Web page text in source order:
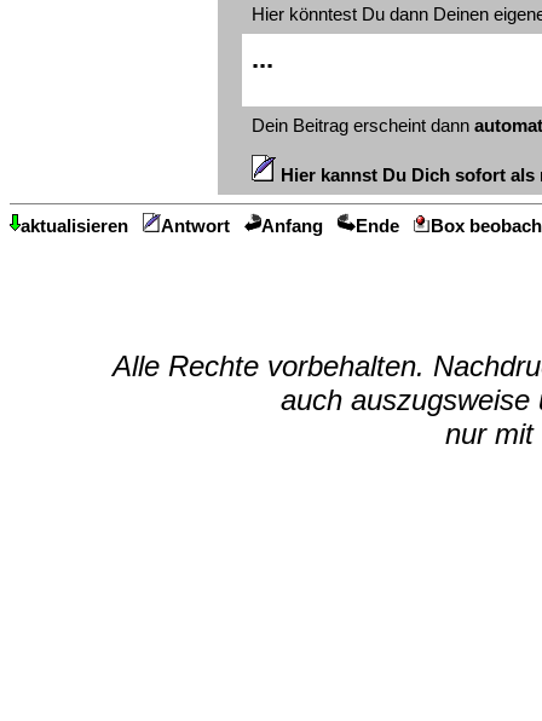
Hier könntest Du dann Deinen
...
Dein Beitrag erscheint dann
Hier kannst Du Dich sofort
aktualisieren Antwort Anfang Ende Box
Alle Rechte vorbehalten.
auch auszugsweise
nur mit